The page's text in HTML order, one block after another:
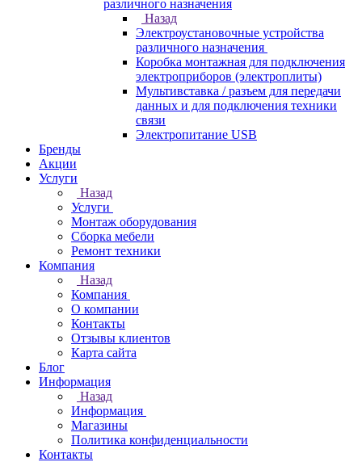
различного назначения
Назад
Электроустановочные устройства
различного назначения
Коробка монтажная для подключения
электроприборов (электроплиты)
Мультивставка / разъем для передачи
данных и для подключения техники
связи
Электропитание USB
Бренды
Акции
Услуги
Назад
Услуги
Монтаж оборудования
Сборка мебели
Ремонт техники
Компания
Назад
Компания
О компании
Контакты
Отзывы клиентов
Карта сайта
Блог
Информация
Назад
Информация
Магазины
Политика конфиденциальности
Контакты